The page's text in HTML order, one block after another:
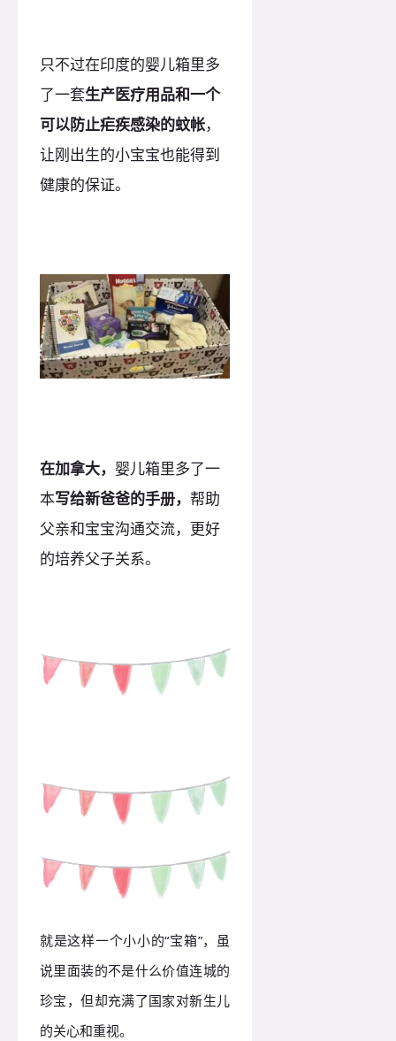
只不过在印度的婴儿箱里多
了一套生产医疗用品和一个
可以防止疟疾感染的蚊帐，
让刚出生的小宝宝也能得到
健康的保证。
在加拿大， 婴儿箱里多了一
本写给新爸爸的手册， 帮助
父亲和宝宝沟通交流，更好
的培养父子关系。
就是这样一个小小的“宝箱”，虽
说里面装的不是什么价值连城的
珍宝，但却充满了国家对新生儿
的关心和重视。